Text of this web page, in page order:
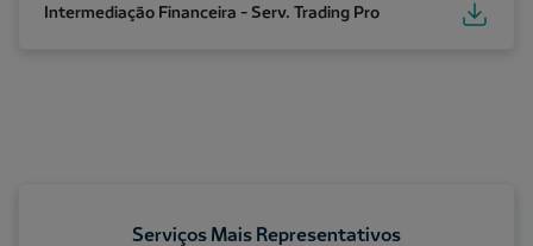
Intermediação Financeira - Serv. Trading Pro
Serviços Mais Representativos